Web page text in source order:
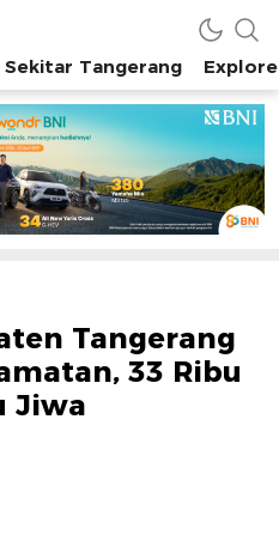
Raya
Sekitar Tangerang
Tangerang
33 Ribu
Jiwa